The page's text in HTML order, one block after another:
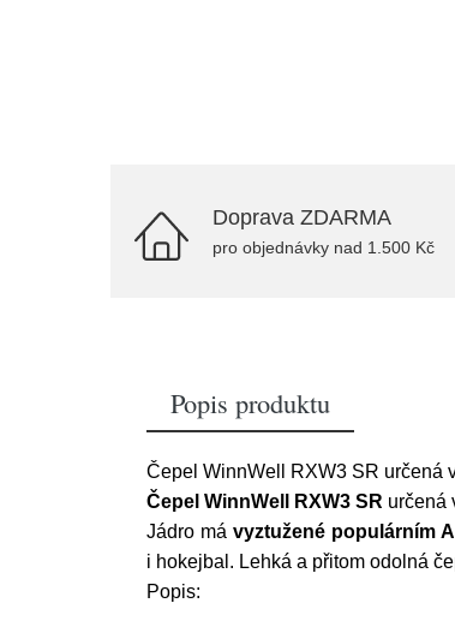
Doprava ZDARMA
pro objednávky nad 1.500 Kč
Popis produktu
Čepel WinnWell RXW3 SR určená
Čepel WinnWell RXW3 SR určená
Jádro má vyztužené populárním
i hokejbal. Lehká a přitom odolná
Popis: